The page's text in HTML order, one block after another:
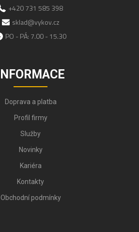
+420 731 585 398
sklad@vykov.cz
PO - PÁ: 7.00 - 15.30
INFORMACE
Doprava a platba
Profil firmy
Služby
Novinky
Kariéra
Kontakty
Obchodní podmínky